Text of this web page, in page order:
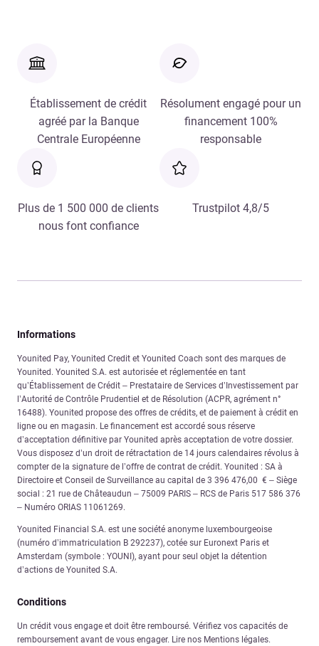
Établissement de crédit
agréé par la Banque
Centrale Européenne
Résolument engagé pour un
financement 100%
responsable
Plus de 1 500 000 de clients
nous font confiance
Trustpilot 4,8/5
Informations
Younited Pay, Younited Credit et Younited Coach sont des marques de
Younited. Younited S.A. est autorisée et réglementée en tant
qu’Établissement de Crédit – Prestataire de Services d’Investissement par
l’Autorité de Contrôle Prudentiel et de Résolution (ACPR, agrément n°
16488). Younited propose des offres de crédits, et de paiement à crédit en
ligne ou en magasin. Le financement est accordé sous réserve
d’acceptation définitive par Younited après acceptation de votre dossier.
Vous disposez d’un droit de rétractation de 14 jours calendaires révolus à
compter de la signature de l’offre de contrat de crédit. Younited : SA à
Directoire et Conseil de Surveillance au capital de 3 396 476,00 € – Siège
social : 21 rue de Châteaudun – 75009 PARIS – RCS de Paris 517 586 376
– Numéro ORIAS 11061269.
Younited Financial S.A. est une société anonyme luxembourgeoise
(numéro d’immatriculation B 292237), cotée sur Euronext Paris et
Amsterdam (symbole : YOUNI), ayant pour seul objet la détention
d’actions de Younited S.A.
Conditions
Un crédit vous engage et doit être remboursé. Vérifiez vos capacités de
remboursement avant de vous engager. Lire nos Mentions légales.